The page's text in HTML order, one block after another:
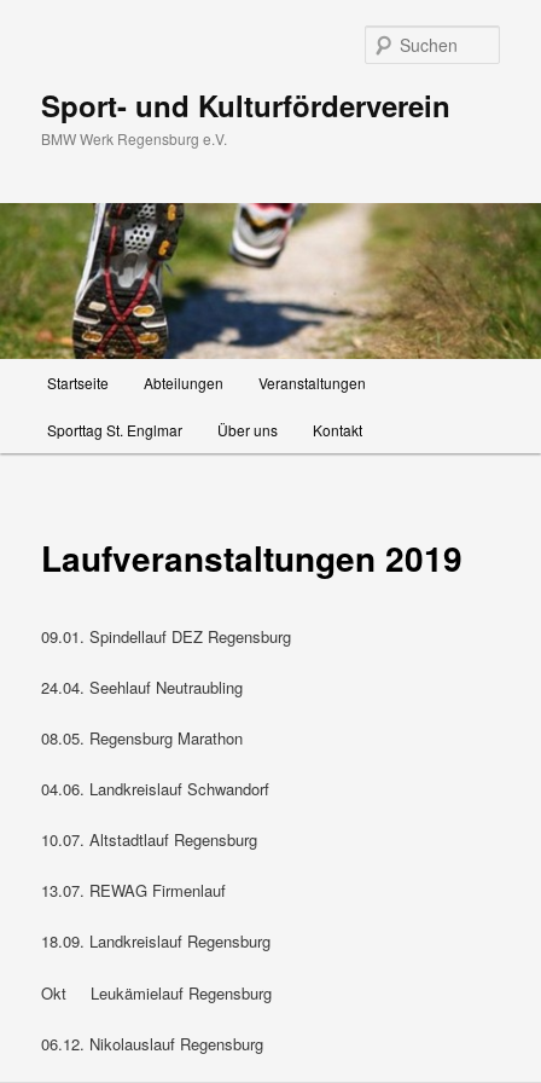
Sport- und Kulturförderverein
BMW Werk Regensburg e.V.
Startseite Abteilungen Veranstaltungen
Sporttag St. Englmar Über uns Kontakt
Laufveranstaltungen 2019
09.01. Spindellauf DEZ Regensburg
24.04. Seehlauf Neutraubling
08.05. Regensburg Marathon
04.06. Landkreislauf Schwandorf
10.07. Altstadtlauf Regensburg
13.07. REWAG Firmenlauf
18.09. Landkreislauf Regensburg
Okt Leukämielauf Regensburg
06.12. Nikolauslauf Regensburg